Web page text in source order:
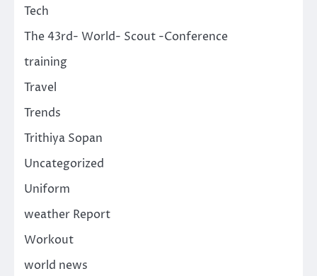
Tech
The 43rd- World- Scout -Conference
training
Travel
Trends
Trithiya Sopan
Uncategorized
Uniform
weather Report
Workout
world news